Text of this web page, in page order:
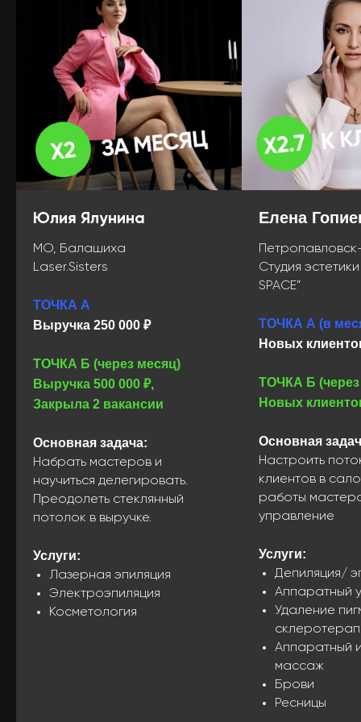
Юлия Ялунина
МО, Балашиха
Laser.Sisters
ТОЧКА А
Выручка 250 000 ₽
ТОЧКА Б (через месяц)
Выручка 500 000 ₽,
Закрыла 2 вакансии
Основная задача:
Набрать мастеров и
научиться делегировать.
Преодолеть стеклянный
потолок в выручке.
Услуги:
Лазерная эпиляция
Электроэпиляция
Косметология
Елена
Студия
SPACE”
ТОЧКА А (в
Новых
ТОЧКА Б
Новых
Основная
Настроить
клиентов в
работы
управление
Услуги:
Депиляция/
Аппаратный
Удаление
Аппаратный
массаж
Брови
Ресницы
Поддержка
кураторов 25/8
Куратор-эксперт будет вовлечён
в ваше обучение на всех этапах.
Поможет с выполнением заданий,
ответит на вопросы и замотивирует
Нетворкинг
с действующими
Вас ждёт много общения
и совместной работы с другими
участниками —
предпринимателями и